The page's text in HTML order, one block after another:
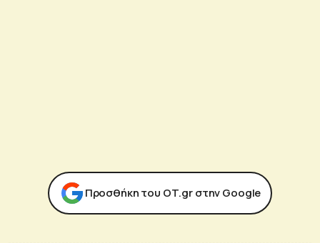
Προσθήκη του ΟΤ.gr στην Google